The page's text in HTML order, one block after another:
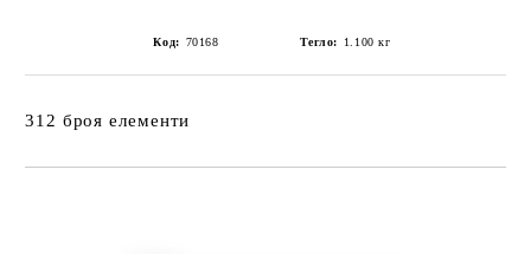
Код: 70168 Тегло: 1.100 кг
312 броя елементи